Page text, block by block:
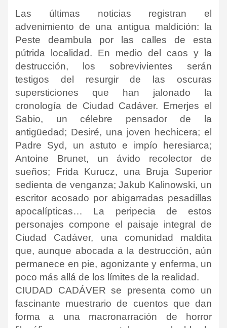
Las últimas noticias registran el
advenimiento de una antigua maldición: la
Peste deambula por las calles de esta
pútrida localidad. En medio del caos y la
destrucción, los sobrevivientes serán
testigos del resurgir de las oscuras
supersticiones que han jalonado la
cronología de Ciudad Cadáver. Emerjes el
Sabio, un célebre pensador de la
antigüedad; Desiré, una joven hechicera; el
Padre Syd, un astuto e impío heresiarca;
Antoine Brunet, un ávido recolector de
sueños; Frida Kurucz, una Bruja Superior
sedienta de venganza; Jakub Kalinowski, un
escritor acosado por abigarradas pesadillas
apocalípticas… La peripecia de estos
personajes compone el paisaje integral de
Ciudad Cadáver, una comunidad maldita
que, aunque abocada a la destrucción, aún
permanece en pie, agonizante y enferma, un
poco más allá de los límites de la realidad.
CIUDAD CADÁVER se presenta como un
fascinante muestrario de cuentos que dan
forma a una macronarración de horror